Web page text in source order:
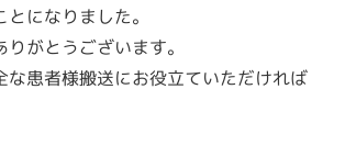
になりました。
がとうございます。
な患者様搬送にお役立ていただければ